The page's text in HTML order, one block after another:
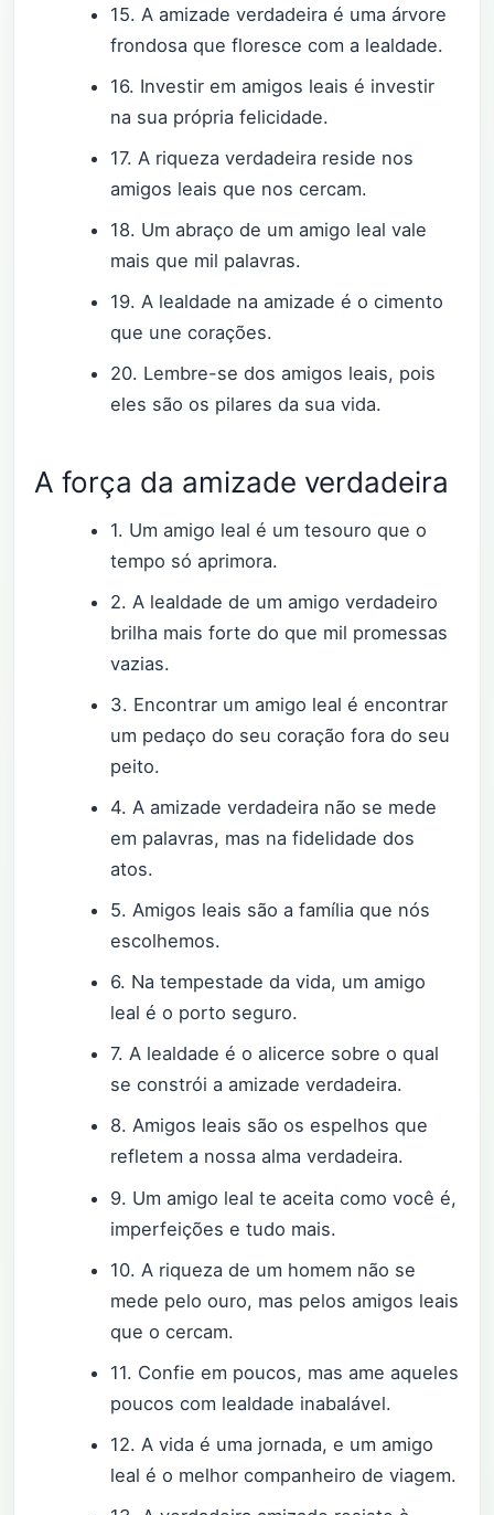
15. A amizade verdadeira é uma árvore
frondosa que floresce com a lealdade.
16. Investir em amigos leais é investir
na sua própria felicidade.
17. A riqueza verdadeira reside nos
amigos leais que nos cercam.
18. Um abraço de um amigo leal vale
mais que mil palavras.
19. A lealdade na amizade é o cimento
que une corações.
20. Lembre-se dos amigos leais, pois
eles são os pilares da sua vida.
A força da amizade verdadeira
1. Um amigo leal é um tesouro que o
tempo só aprimora.
2. A lealdade de um amigo verdadeiro
brilha mais forte do que mil promessas
vazias.
3. Encontrar um amigo leal é encontrar
um pedaço do seu coração fora do seu
peito.
4. A amizade verdadeira não se mede
em palavras, mas na fidelidade dos
atos.
5. Amigos leais são a família que nós
escolhemos.
6. Na tempestade da vida, um amigo
leal é o porto seguro.
7. A lealdade é o alicerce sobre o qual
se constrói a amizade verdadeira.
8. Amigos leais são os espelhos que
refletem a nossa alma verdadeira.
9. Um amigo leal te aceita como você é,
imperfeições e tudo mais.
10. A riqueza de um homem não se
mede pelo ouro, mas pelos amigos leais
que o cercam.
11. Confie em poucos, mas ame aqueles
poucos com lealdade inabalável.
12. A vida é uma jornada, e um amigo
leal é o melhor companheiro de viagem.